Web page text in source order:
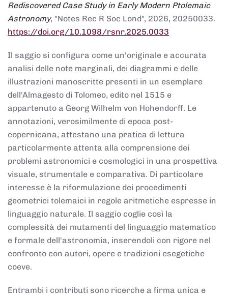
Rediscovered Case Study in Early Modern Ptolemaic
Astronomy, "Notes Rec R Soc Lond", 2026, 20250033.
https://doi.org/10.1098/rsnr.2025.0033
Il saggio si configura come un'originale e accurata
analisi delle note marginali, dei diagrammi e delle
illustrazioni manoscritte presenti in un esemplare
dell'Almagesto di Tolomeo, edito nel 1515 e
appartenuto a Georg Wilhelm von Hohendorff. Le
annotazioni, verosimilmente di epoca post-
copernicana, attestano una pratica di lettura
particolarmente attenta alla comprensione dei
problemi astronomici e cosmologici in una prospettiva
visuale, strumentale e comparativa. Di particolare
interesse è la riformulazione dei procedimenti
geometrici tolemaici in regole aritmetiche espresse in
linguaggio naturale. Il saggio coglie così la
complessità dei mutamenti del linguaggio matematico
e formale dell'astronomia, inserendoli con rigore nel
confronto con autori, opere e tradizioni esegetiche
coeve.
Entrambi i contributi sono ricerche a firma unica e